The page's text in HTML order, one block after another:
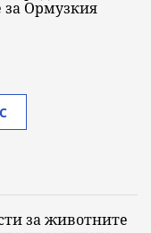
за Ормузкия
за животните